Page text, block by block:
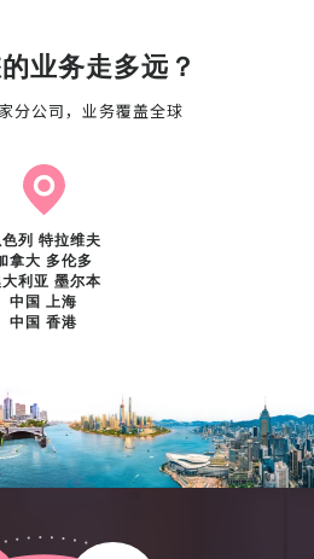
业务走多远？
分公司，业务覆盖全球
色列 特拉维夫
拿大 多伦多
利亚 墨尔本
中国 上海
中国 香港